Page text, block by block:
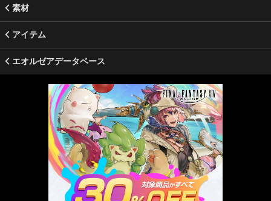
素材
アイテム
エオルゼアデータベース